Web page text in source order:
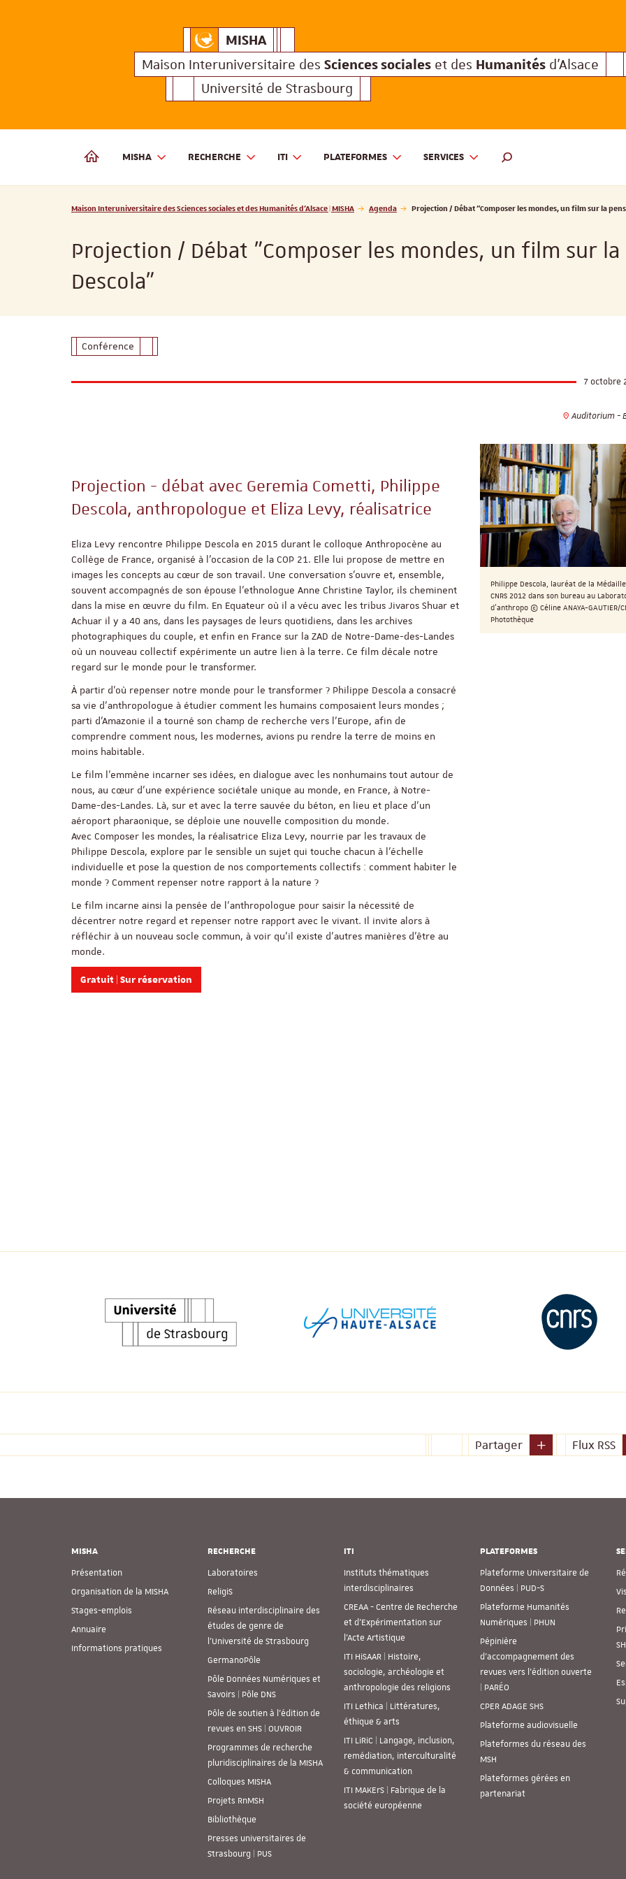
MISHAMaison Interuniversitaire des
Maison Interuniversitaire des Sciences sociales et des Humanités d'Alsace
Université de Strasbourg
MAISON INTERUNIVERSITAIRE DES SCIENCES SOCIALES ET DES HUMANITÉS D'ALSACE | MISHA
MISHA RECHERCHE ITI PLATEFORMES SERVICES
MOTEUR DE RECHERCHE
Maison Interuniversitaire des
Vous êtes ici :
Maison Interuniversitaire des Sciences sociales et des Humanités d'Alsace | MISHA Agenda Projection / Débat "Composer les mondes, un film sur la
Projection / Débat "Composer les mondes, un film sur
Descola"
Conférence
7 octobre
Auditorium -
Projection - débat avec Geremia Cometti, Philippe
Descola, anthropologue et Eliza Levy, réalisatrice
Eliza Levy rencontre Philippe Descola en 2015 durant le colloque Anthropocène au
Collège de France, organisé à l’occasion de la COP 21. Elle lui propose de mettre en
images les concepts au cœur de son travail. Une conversation s’ouvre et, ensemble,
souvent accompagnés de son épouse l’ethnologue Anne Christine Taylor, ils cheminent
dans la mise en œuvre du film. En Equateur où il a vécu avec les tribus Jivaros Shuar et
Achuar il y a 40 ans, dans les paysages de leurs quotidiens, dans les archives
photographiques du couple, et enfin en France sur la ZAD de Notre-Dame-des-Landes
où un nouveau collectif expérimente un autre lien à la terre. Ce film décale notre
regard sur le monde pour le transformer.
À partir d’où repenser notre monde pour le transformer ? Philippe Descola a consacré
sa vie d’anthropologue à étudier comment les humains composaient leurs mondes ;
parti d’Amazonie il a tourné son champ de recherche vers l’Europe, afin de
comprendre comment nous, les modernes, avions pu rendre la terre de moins en
moins habitable.
Le film l’emmène incarner ses idées, en dialogue avec les nonhumains tout autour de
nous, au cœur d’une expérience sociétale unique au monde, en France, à Notre-
Dame-des-Landes. Là, sur et avec la terre sauvée du béton, en lieu et place d’un
aéroport pharaonique, se déploie une nouvelle composition du monde.
Avec Composer les mondes, la réalisatrice Eliza Levy, nourrie par les travaux de
Philippe Descola, explore par le sensible un sujet qui touche chacun à l’échelle
individuelle et pose la question de nos comportements collectifs : comment habiter le
monde ? Comment repenser notre rapport à la nature ?
Le film incarne ainsi la pensée de l’anthropologue pour saisir la nécessité de
décentrer notre regard et repenser notre rapport avec le vivant. Il invite alors à
réfléchir à un nouveau socle commun, à voir qu’il existe d’autres manières d’être au
monde.
Gratuit | Sur réservation
Philippe Descola, lauréat de la
CNRS 2012 dans son bureau au
d'anthropo © Céline ANAYA-GAUTIER/
Photothèque
Partager Flux RSS
MISHA
Présentation
Organisation de la MISHA
Stages-emplois
Annuaire
Informations pratiques
RECHERCHE
Laboratoires
ReligiS
Réseau interdisciplinaire des
études de genre de
l’Université de Strasbourg
GermanoPôle
Pôle Données Numériques et
Savoirs | Pôle DNS
Pôle de soutien à l’édition de
revues en SHS | OUVROIR
Programmes de recherche
pluridisciplinaires de la MISHA
Colloques MISHA
Projets RnMSH
Bibliothèque
Presses universitaires de
Strasbourg | PUS
ITI
Instituts thématiques
interdisciplinaires
CREAA - Centre de Recherche
et d’Expérimentation sur
l’Acte Artistique
ITI HiSAAR | Histoire,
sociologie, archéologie et
anthropologie des religions
ITI Lethica | Littératures,
éthique & arts
ITI LiRiC | Langage, inclusion,
remédiation, interculturalité
& communication
ITI MAKErS | Fabrique de la
société européenne
PLATEFORMES
Plateforme Universitaire de
Données | PUD-S
Plateforme Humanités
Numériques | PHUN
Pépinière
d’accompagnement des
revues vers l’édition ouverte
| PARÉO
CPER ADAGE SHS
Plateforme audiovisuelle
Plateformes du réseau des
MSH
Plateformes gérées en
partenariat